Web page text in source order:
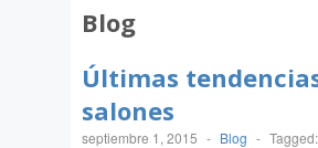
Blog
Últimas
salones
septiembre 1, 2015 - Blog - Tagged: